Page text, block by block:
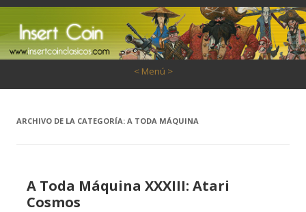
< Menú >
ARCHIVO DE LA CATEGORÍA: A TODA MÁQUINA
A Toda Máquina XXXIII: Atari
Cosmos